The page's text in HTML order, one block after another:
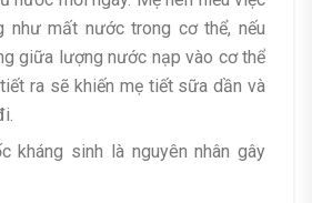
như mất nước trong cơ thể, nếu
giữa lượng nước nạp vào cơ thể
ra sẽ khiến mẹ tiết sữa dần và
kháng sinh là nguyên nhân gây